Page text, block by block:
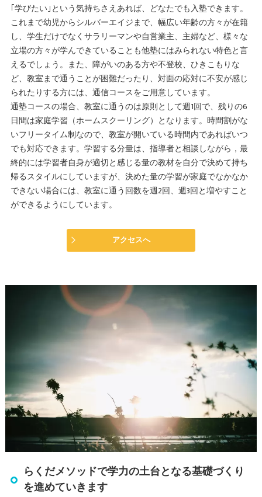
｢学びたい｣という気持ちさえあれば、どなたでも入塾できます。
これまで幼児からシルバーエイジまで、幅広い年齢の方々が在籍
し、学生だけでなくサラリーマンや自営業主、主婦など、様々な
立場の方々が学んできていることも他塾にはみられない特色と言
えるでしょう。また、障がいのある方や不登校、ひきこもりな
ど、教室まで通うことが困難だったり、対面の応対に不安が感じ
られたりする方には、通信コースをご用意しています。
通塾コースの場合、教室に通うのは原則として週1回で、残りの6
日間は家庭学習（ホームスクーリング）となります。時間割がな
いフリータイム制なので、教室が開いている時間内であればいつ
でも対応できます。学習する分量は、指導者と相談しながら，最
終的には学習者自身が適切と感じる量の教材を自分で決めて持ち
帰るスタイルにしていますが、決めた量の学習が家庭でなかなか
できない場合には、教室に通う回数を週2回、週3回と増やすこと
ができるようにしています。
アクセスへ
らくだメソッドで学力の土台となる基礎づくり
を進めていきます